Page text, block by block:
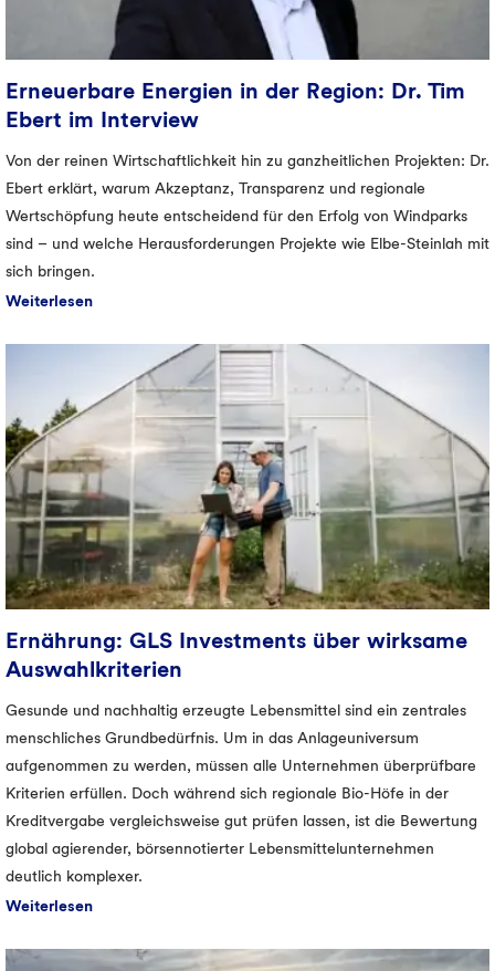
Erneuerbare Energien in der Region: Dr. Tim
Ebert im Interview
Von der reinen Wirtschaftlichkeit hin zu ganzheitlichen Projekten: Dr.
Ebert erklärt, warum Akzeptanz, Transparenz und regionale
Wertschöpfung heute entscheidend für den Erfolg von Windparks
sind – und welche Herausforderungen Projekte wie Elbe-Steinlah mit
sich bringen.
Weiterlesen
Ernährung: GLS Investments über wirksame
Auswahlkriterien
Gesunde und nachhaltig erzeugte Lebensmittel sind ein zentrales
menschliches Grundbedürfnis. Um in das Anlageuniversum
aufgenommen zu werden, müssen alle Unternehmen überprüfbare
Kriterien erfüllen. Doch während sich regionale Bio-Höfe in der
Kreditvergabe vergleichsweise gut prüfen lassen, ist die Bewertung
global agierender, börsennotierter Lebensmittelunternehmen
deutlich komplexer.
Weiterlesen